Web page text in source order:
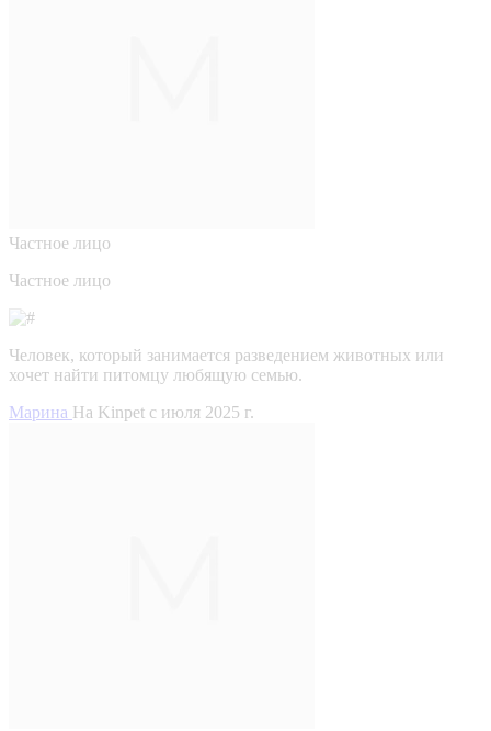
Частное лицо
Частное лицо
Человек, который занимается разведением животных или
хочет найти питомцу любящую семью.
Марина На Kinpet c июля 2025 г.